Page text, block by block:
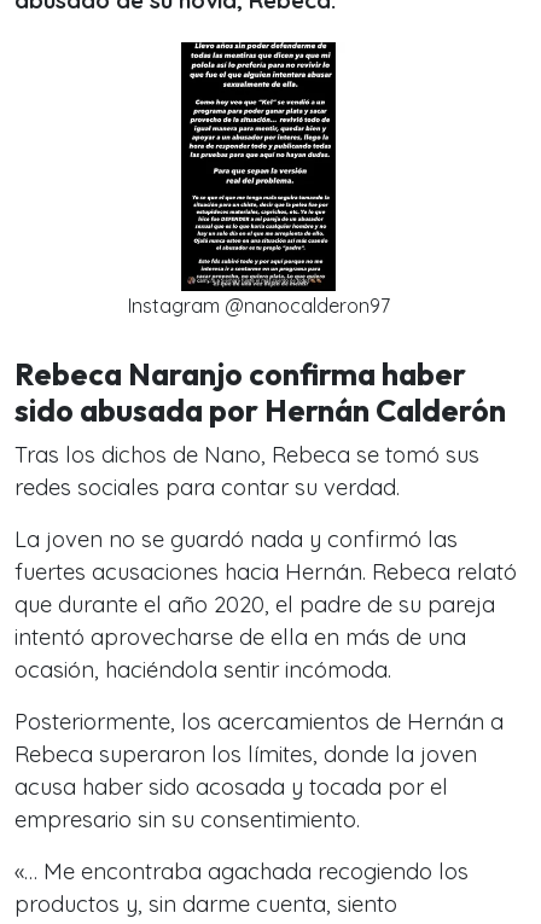
Instagram @nanocalderon97
Rebeca Naranjo confirma haber
sido abusada por Hernán Calderón
Tras los dichos de Nano, Rebeca se tomó sus
redes sociales para contar su verdad.
La joven no se guardó nada y confirmó las
fuertes acusaciones hacia Hernán. Rebeca relató
que durante el año 2020, el padre de su pareja
intentó aprovecharse de ella en más de una
ocasión, haciéndola sentir incómoda.
Posteriormente, los acercamientos de Hernán a
Rebeca superaron los límites, donde la joven
acusa haber sido acosada y tocada por el
empresario sin su consentimiento.
«… Me encontraba agachada recogiendo los
productos y, sin darme cuenta, siento